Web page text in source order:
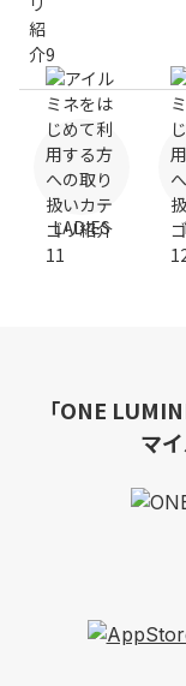
LADIES
「ONE
マ